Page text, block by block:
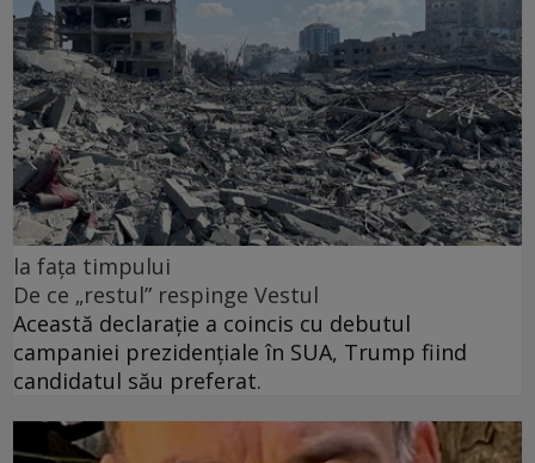
la fața timpului
De ce „restul” respinge Vestul
Această declarație a coincis cu debutul
campaniei prezidențiale în SUA, Trump fiind
candidatul său preferat.